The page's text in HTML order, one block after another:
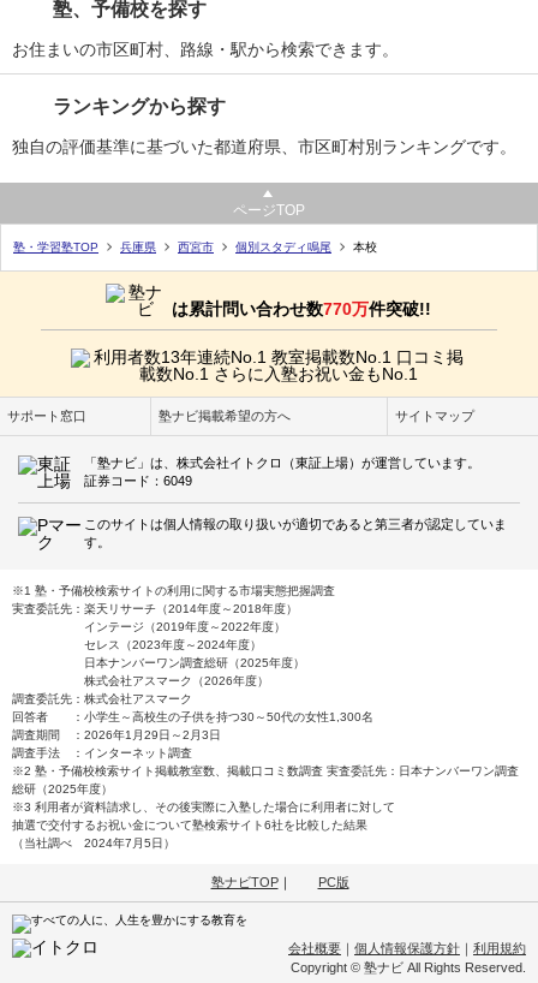
塾、予備校を探す
お住まいの市区町村、路線・駅から検索できます。
ランキングから探す
独自の評価基準に基づいた都道府県、市区町村別ランキングです。
ページTOP
塾・学習塾TOP 兵庫県 西宮市 個別スタディ鳴尾 本校
は累計問い合わせ数770万件突破!!
サポート窓口 塾ナビ掲載希望の方へ サイトマップ
「塾ナビ」は、株式会社イトクロ（東証上場）が運営しています。
証券コード：6049
このサイトは個人情報の取り扱いが適切であると第三者が認定していま
す。
※1 塾・予備校検索サイトの利用に関する市場実態把握調査
実査委託先：楽天リサーチ（2014年度～2018年度）
インテージ（2019年度～2022年度）
セレス（2023年度～2024年度）
日本ナンバーワン調査総研（2025年度）
株式会社アスマーク（2026年度）
調査委託先：株式会社アスマーク
回答者 ：小学生～高校生の子供を持つ30～50代の女性1,300名
調査期間 ：2026年1月29日～2月3日
調査手法 ：インターネット調査
※2 塾・予備校検索サイト掲載教室数、掲載口コミ数調査 実査委託先：日本ナンバーワン調査
総研（2025年度）
※3 利用者が資料請求し、その後実際に入塾した場合に利用者に対して
抽選で交付するお祝い金について塾検索サイト6社を比較した結果
（当社調べ 2024年7月5日）
塾ナビTOP｜ PC版
会社概要 個人情報保護方針
利用規約
Copyright © 塾ナビ All Rights Reserved.